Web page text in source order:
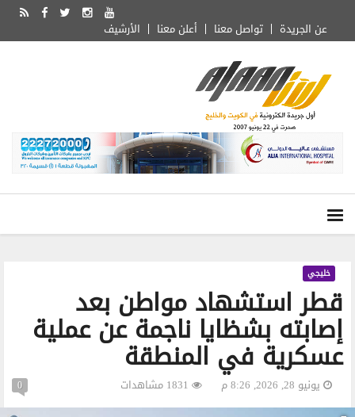
الأرشيف أعلن معنا تواصل معنا عن الجريدة
قطر استشهاد مواطن بعد
إصابته بشظايا ناجمة عن عملية
عسكرية في المنطقة
خليجي
يونيو 28, 2026, 8:26 م 0